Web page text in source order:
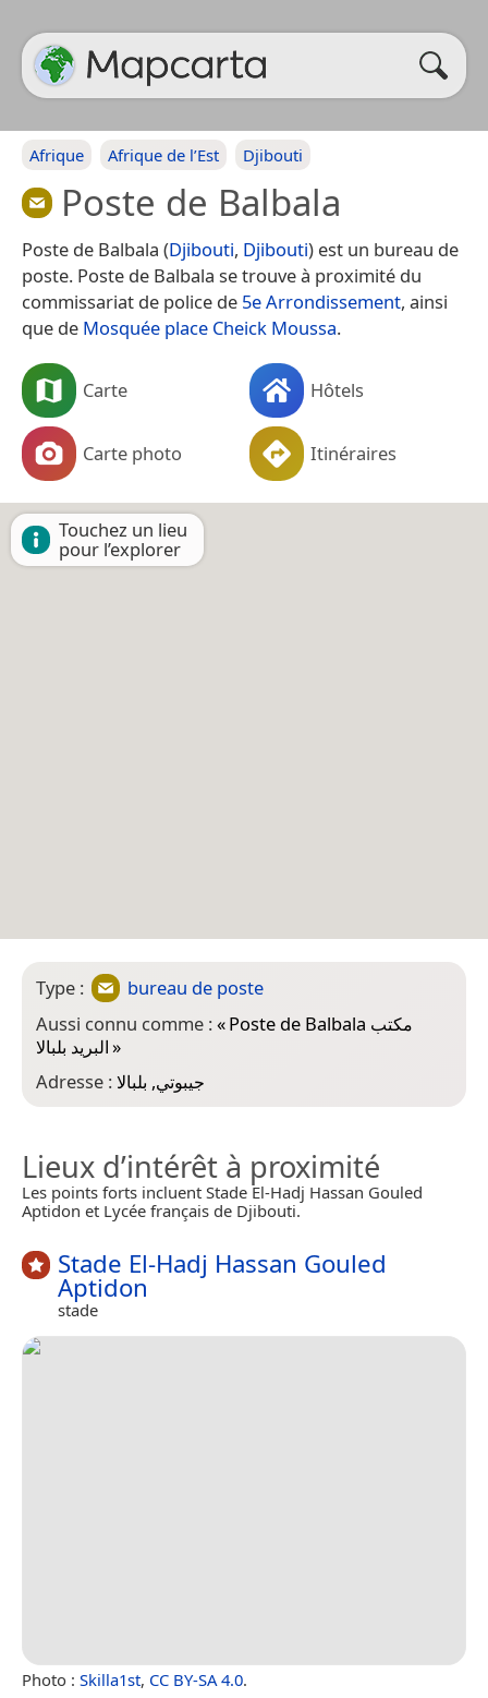
Afrique Afrique de l’Est Djibouti
Poste de Balbala
Poste de Balbala (Djibouti, Djibouti) est un bureau de
poste. Poste de Balbala se trouve à proximité du
commissariat de police de 5e Arrondissement, ainsi
que de Mosquée place Cheick Moussa.
Carte Hôtels
Carte photo Itinéraires
Touchez un lieu
pour l’explorer
Type :
bureau de poste
Aussi connu comme :«Poste de Balbala مكتب
البريد بلبالا»
Adresse :جيبوتي, بلبالا
Lieux d’intérêt à proximité
Les points forts incluent Stade El-Hadj Hassan Gouled
Aptidon et Lycée français de Djibouti.
Stade El-Hadj Hassan Gouled
Aptidon
stade
Photo : Skilla1st, CC BY-SA 4.0.